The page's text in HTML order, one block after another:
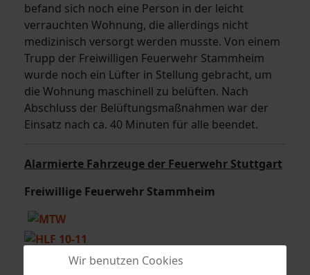
befand sich noch eine Person in der leicht
verrauchten Wohnung, die allerdings nicht
medizinisch versorgt werden musste. Von einem
Trupp der Freiwilligen Feuerwehr Stammheim
wurde noch ein Lüfter in Stellung gebracht, um
die Wohnung maschinell zu belüften. Nach
Abschluss der Belüftungsmaßnahmen war der
Einsatz nach ca. 40 Minuten für alle beendet.
Alarmierte Fahrzeuge der Feuerwehr Stuttgart
Freiwillige Feuerwehr Stammheim
Wir benutzen Cookies